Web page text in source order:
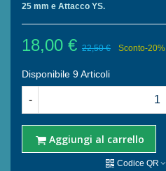
25 mm e Attacco YS.
18,00 € 22,50 € Sconto-20%
Disponibile 9 Articoli
-
Aggiungi al carrello
Codice QR